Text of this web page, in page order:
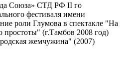
Союза» СТД РФ II го
фестиваля имени
роли Глумова в спектакле "На
простоты" (г.Тамбов 2008 год)
жемчужина" (2007)